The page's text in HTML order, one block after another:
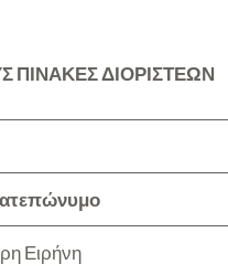
ΠΙΝΑΚΕΣ ΔΙΟΡΙΣΤΕΩΝ
Ειρήνη